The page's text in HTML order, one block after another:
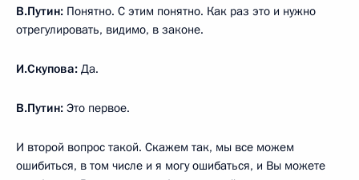
В.Путин: Понятно. С этим понятно. Как раз это и нужно
отрегулировать, видимо, в законе.
И.Скупова: Да.
В.Путин: Это первое.
И второй вопрос такой. Скажем так, мы все можем
ошибиться, в том числе и я могу ошибаться, и Вы можете